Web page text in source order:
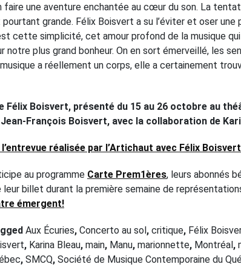
faire une aventure enchantée au cœur du son. La
grande. Félix Boisvert a su l’éviter et oser une
cette simplicité, cet amour profond de la musique
notre plus grand bonheur. On en sort émerveillé, les
musique a réellement un corps, elle a certainement
Félix Boisvert, présenté du 15 au 26 octobre au
François Boisvert, avec la collaboration de
réalisée par l’Artichaut avec Félix
au programme Carte Prem1ères, leurs abonnés
leur billet durant la première semaine de
émergent!
Aux Écuries, Concerto au sol, critique, Félix
, Karina Bleau, main, Manu, marionnette, Montréal,
, SMCQ, Société de Musique Contemporaine du